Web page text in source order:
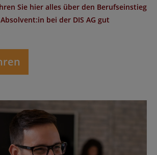
Sie hier alles über den Berufseinstieg
bei der DIS AG gut